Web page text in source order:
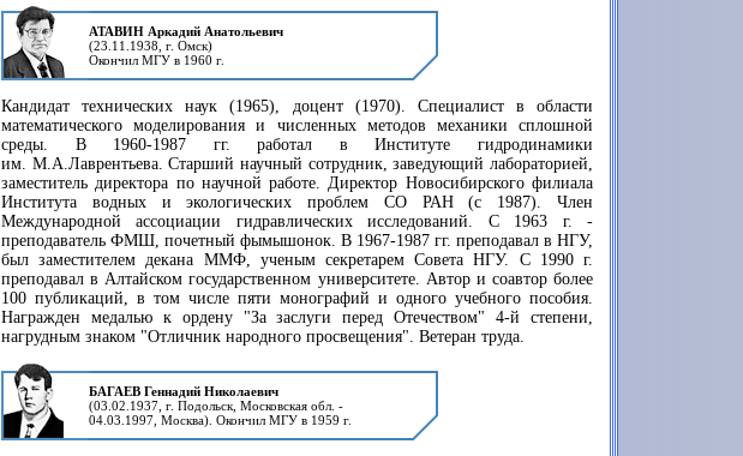
АТАВИН Аркадий Анатольевич
(23.11.1938, г. Омск)
Окончил МГУ в 1960 г.
Кандидат технических наук (1965), доцент (1970). Специалист в области
математического моделирования и численных методов механики сплошной
среды. В 1960-1987 гг. работал в Институте гидродинамики
им. М.А.Лаврентьева. Старший научный сотрудник, заведующий лабораторией,
заместитель директора по научной работе. Директор Новосибирского филиала
Института водных и экологических проблем СО РАН (с 1987). Член
Международной ассоциации гидравлических исследований. С 1963 г. -
преподаватель ФМШ, почетный фымышонок. В 1967-1987 гг. преподавал в НГУ,
был заместителем декана ММФ, ученым секретарем Совета НГУ. С 1990 г.
преподавал в Алтайском государственном университете. Автор и соавтор более
100 публикаций, в том числе пяти монографий и одного учебного пособия.
Награжден медалью к ордену "За заслуги перед Отечеством" 4-й степени,
нагрудным знаком "Отличник народного просвещения". Ветеран труда.
БАГАЕВ Геннадий Николаевич
(03.02.1937, г. Подольск, Московская обл. -
04.03.1997, Москва). Окончил МГУ в 1959 г.